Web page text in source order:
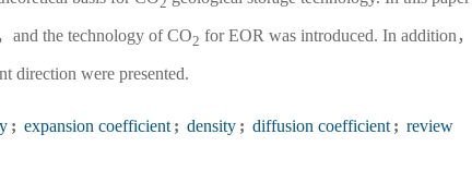
and the technology of CO2 for EOR was introduced. In addition
direction were presented.
; expansion coefficient ; density ; diffusion coefficient ; review